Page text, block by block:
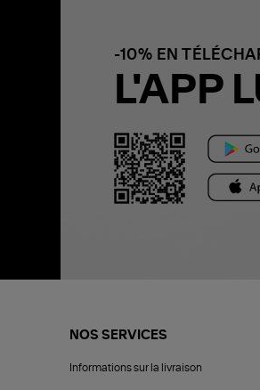
-10% EN
L'APP
NOS SERVICES
Informations sur la livraison